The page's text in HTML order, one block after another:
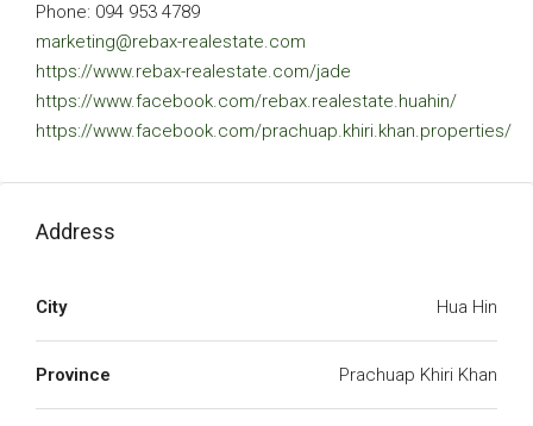
Phone: 094 953 4789
marketing@rebax-realestate.com
https://www.rebax-realestate.com/jade
https://www.facebook.com/rebax.realestate.huahin/
https://www.facebook.com/prachuap.khiri.khan.properties/
Address
City Hua Hin
Province Prachuap Khiri Khan